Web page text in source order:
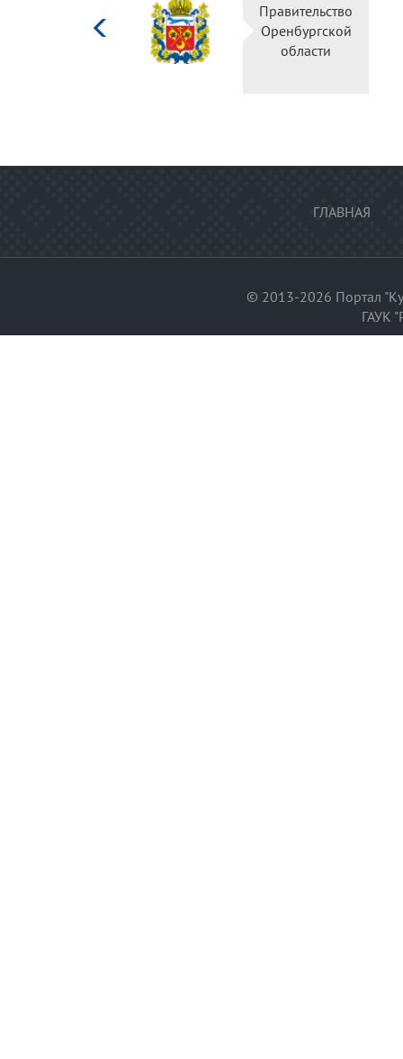
Правительство
Оренбургской
области
ГЛАВНАЯ
© 2013-2026 Портал
ГАУК